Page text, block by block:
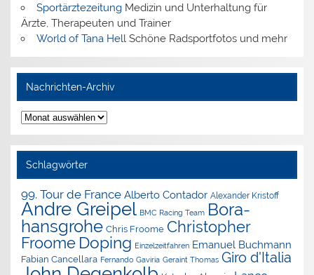
SportärztezeitungMedizin und Unterhaltung für
Ärzte, Therapeuten und Trainer
World of Tana Hell Schöne Radsportfotos und mehr
Nachrichten-Archiv
Nachrichten-
Archiv
Schlagwörter
99. Tour de France Alberto Contador Alexander Kristoff
Andre Greipel BMC Racing Team Bora-
hansgrohe Chris Froome Christopher
Froome Doping Einzelzeitfahren Emanuel Buchmann
Fabian Cancellara Fernando Gaviria Geraint Thomas Giro d'Italia